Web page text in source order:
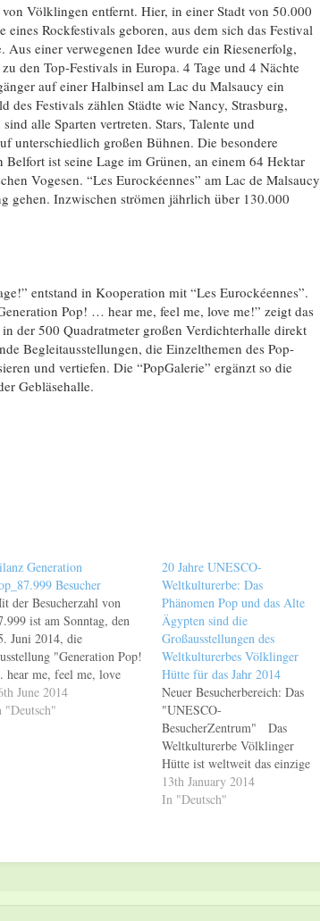
Völklingen entfernt. Hier, in einer Stadt von 50.000
Rockfestivals geboren, aus dem sich das Festival
Aus einer verwegenen Idee wurde ein Riesenerfolg,
den Top-Festivals in Europa. 4 Tage und 4 Nächte
auf einer Halbinsel am Lac du Malsaucy ein
des Festivals zählen Städte wie Nancy, Strasburg,
alle Sparten vertreten. Stars, Talente und
unterschiedlich großen Bühnen. Die besondere
Belfort ist seine Lage im Grünen, an einem 64 Hektar
Vogesen. “Les Eurockéennes” am Lac de Malsaucy
gehen. Inzwischen strömen jährlich über 130.000
entstand in Kooperation mit “Les Eurockéennes”.
Pop! … hear me, feel me, love me!” zeigt das
der 500 Quadratmeter großen Verdichterhalle direkt
Begleitausstellungen, die Einzelthemen des Pop-
und vertiefen. Die “PopGalerie” ergänzt so die
Gebläsehalle.
Generation
Besucher
der Besucherzahl von
ist am Sonntag, den
Juni 2014, die
"Generation Pop!
hear me, feel me, love
im Weltkulturerbe
Hütte zu Ende
June 2014
"Deutsch"
20 Jahre UNESCO-
Weltkulturerbe: Das
Phänomen Pop und das Alte
Ägypten sind die
Großausstellungen des
Weltkulturerbes Völklinger
Hütte für das Jahr 2014
Neuer Besucherbereich: Das
"UNESCO-
BesucherZentrum" Das
Weltkulturerbe Völklinger
Hütte ist weltweit das einzige
Eisenwerk aus der Blütezeit
der Industrialisierung, das
ohrenbetäubender Lärm den
13th January 2014
In "Deutsch"